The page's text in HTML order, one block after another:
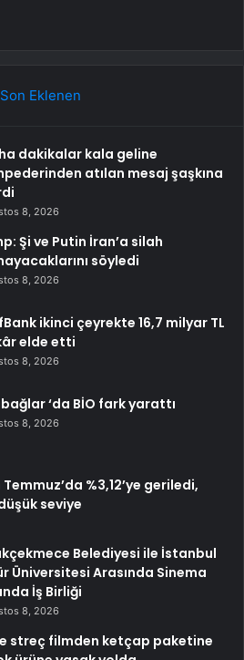
Son Eklenen
dakikalar kala geline
atılan mesaj şaşkına
8, 2026
Şi ve Putin İran’a silah
söyledi
8, 2026
ikinci çeyrekte 16,7 milyar TL
elde etti
8, 2026
‘da BİO fark yarattı
8, 2026
%3,12’ye geriledi,
seviye
Belediyesi ile İstanbul
Üniversitesi Arasında Sinema
İş Birliği
8, 2026
streç filmden ketçap paketine